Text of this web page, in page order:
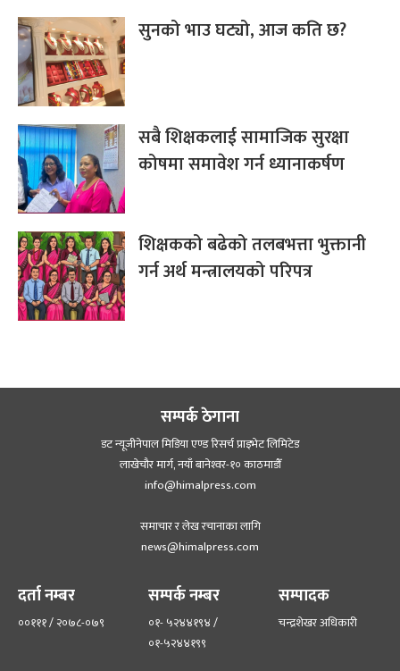
सुनको भाउ घट्यो, आज कति छ?
सबै शिक्षकलाई सामाजिक सुरक्षा
कोषमा समावेश गर्न ध्यानाकर्षण
शिक्षकको बढेको तलबभत्ता भुक्तानी
गर्न अर्थ मन्त्रालयको परिपत्र
सम्पर्क ठेगाना
डट न्यूजीनेपाल मिडिया एण्ड रिसर्च प्राइभेट लिमिटेड
लाखेचौर मार्ग, नयाँ बानेश्‍वर-१० काठमाडौँ
info@himalpress.com
समाचार र लेख रचानाका लागि
news@himalpress.com
दर्ता नम्बर
००१११ / २०७८-०७९
सम्पर्क नम्बर
०१- ५२४४१९४ /
०१-५२४४१९९
सम्पादक
चन्द्रशेखर अधिकारी